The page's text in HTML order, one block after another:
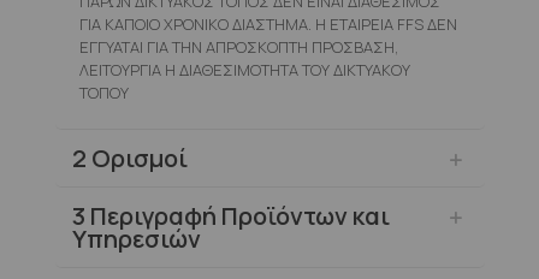
ΓΙΑ ΚΑΠΟΙΟ ΧΡΟΝΙΚΟ ΔΙΑΣΤΗΜΑ. Η ΕΤΑΙΡΕΙΑ FFS ΔΕΝ
ΕΓΓΥΑΤΑΙ ΓΙΑ ΤΗΝ ΑΠΡΟΣΚΟΠΤΗ ΠΡΟΣΒΑΣΗ,
ΛΕΙΤΟΥΡΓΙΑ Η ΔΙΑΘΕΣΙΜΟΤΗΤΑ ΤΟΥ ΔΙΚΤΥΑΚΟΥ
ΤΟΠΟΥ
2 Ορισμοί
3 Περιγραφή Προϊόντων και
Υπηρεσιών